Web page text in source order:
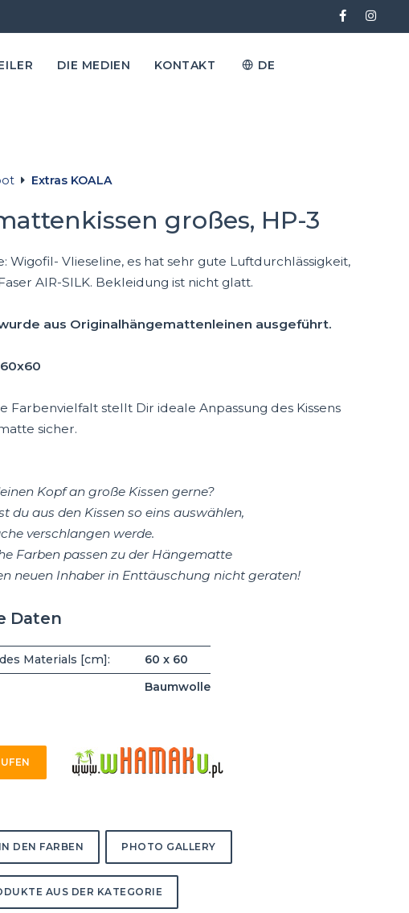
DIE MEDIEN KONTAKT DE
Extras KOALA
großes, HP-3
Wigofil- Vlieseline, es hat sehr gute Luftdurchlässigkeit,
AIR-SILK. Bekleidung ist nicht glatt.
aus Originalhängemattenleinen ausgeführt.
Farbenvielfalt stellt Dir ideale Anpassung des Kissens
sicher.
Kopf an große Kissen gerne?
du aus den Kissen so eins auswählen,
verschlangen werde.
Farben passen zu der Hängematte
neuen Inhaber in Enttäuschung nicht geraten!
Daten
Materials [cm]:
60 x 60
Baumwolle
DEN FARBEN PHOTO GALLERY
AUS DER KATEGORIE